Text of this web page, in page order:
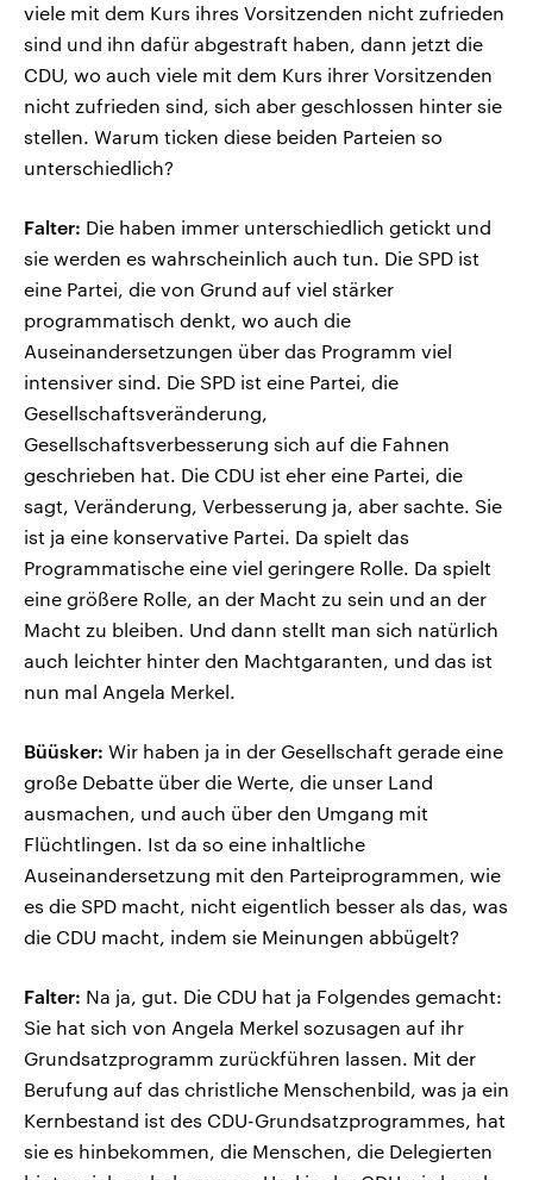
viele mit dem Kurs ihres Vorsitzenden nicht zufrieden
sind und ihn dafür abgestraft haben, dann jetzt die
CDU, wo auch viele mit dem Kurs ihrer Vorsitzenden
nicht zufrieden sind, sich aber geschlossen hinter sie
stellen. Warum ticken diese beiden Parteien so
unterschiedlich?
Falter: Die haben immer unterschiedlich getickt und
sie werden es wahrscheinlich auch tun. Die SPD ist
eine Partei, die von Grund auf viel stärker
programmatisch denkt, wo auch die
Auseinandersetzungen über das Programm viel
intensiver sind. Die SPD ist eine Partei, die
Gesellschaftsveränderung,
Gesellschaftsverbesserung sich auf die Fahnen
geschrieben hat. Die CDU ist eher eine Partei, die
sagt, Veränderung, Verbesserung ja, aber sachte. Sie
ist ja eine konservative Partei. Da spielt das
Programmatische eine viel geringere Rolle. Da spielt
eine größere Rolle, an der Macht zu sein und an der
Macht zu bleiben. Und dann stellt man sich natürlich
auch leichter hinter den Machtgaranten, und das ist
nun mal Angela Merkel.
Büüsker: Wir haben ja in der Gesellschaft gerade eine
große Debatte über die Werte, die unser Land
ausmachen, und auch über den Umgang mit
Flüchtlingen. Ist da so eine inhaltliche
Auseinandersetzung mit den Parteiprogrammen, wie
es die SPD macht, nicht eigentlich besser als das, was
die CDU macht, indem sie Meinungen abbügelt?
Falter: Na ja, gut. Die CDU hat ja Folgendes gemacht:
Sie hat sich von Angela Merkel sozusagen auf ihr
Grundsatzprogramm zurückführen lassen. Mit der
Berufung auf das christliche Menschenbild, was ja ein
Kernbestand ist des CDU-Grundsatzprogrammes, hat
sie es hinbekommen, die Menschen, die Delegierten